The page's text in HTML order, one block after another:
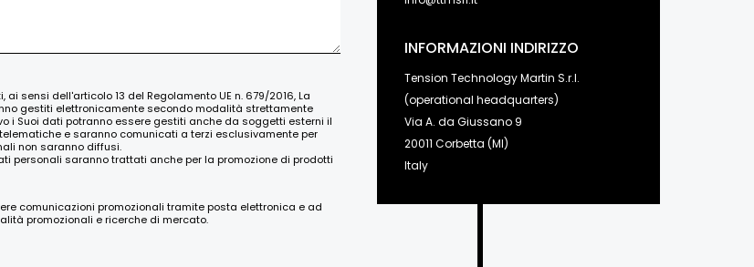
ai sensi dell'articolo 13 del Regolamento UE n. 679/2016, La
gestiti elettronicamente secondo modalità strettamente
i Suoi dati potranno essere gestiti anche da soggetti esterni il
e saranno comunicati a terzi esclusivamente per
non saranno diffusi.
personali saranno trattati anche per la promozione di prodotti
comunicazioni promozionali tramite posta elettronica e ad
promozionali e ricerche di mercato.
INFORMAZIONI INDIRIZZO
Tension Technology Martin S.r.l.
(operational headquarters)
Via A. da Giussano 9
20011 Corbetta (MI)
Italy